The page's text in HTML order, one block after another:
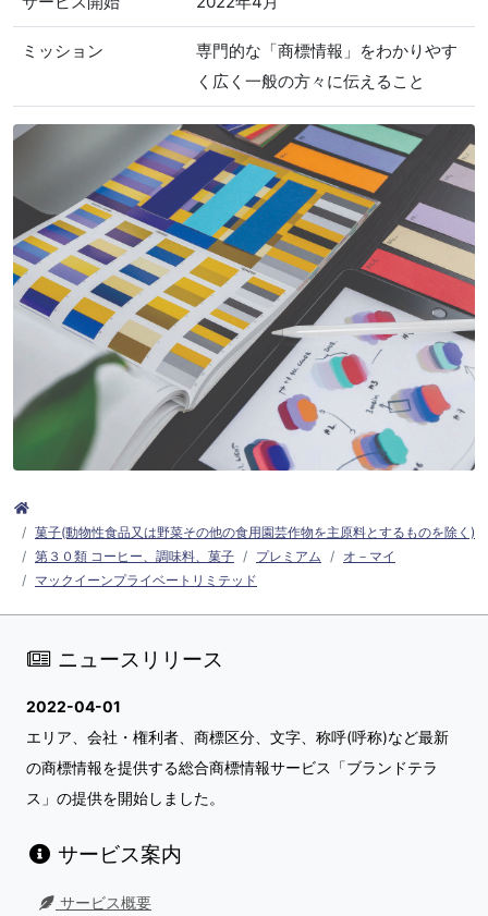
ミッション
専門的な「商標情報」をわかりやす
く広く一般の方々に伝えること
菓子(動物性食品又は野菜その他の食用園芸作物を主原料とするものを除く)
第３０類 コーヒー、調味料、菓子
プレミアム
オ－マイ
マックイーンプライベートリミテッド
ニュースリリース
2022-04-01
エリア、会社・権利者、商標区分、文字、称呼(呼称)など最新
の商標情報を提供する総合商標情報サービス「ブランドテラ
ス」の提供を開始しました。
サービス案内
サービス概要